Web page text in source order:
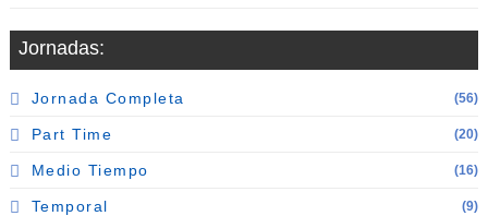
Jornadas:
Jornada Completa (56)
Part Time (20)
Medio Tiempo (16)
Temporal (9)